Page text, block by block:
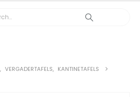
, VERGADERTAFELS, KANTINETAFELS